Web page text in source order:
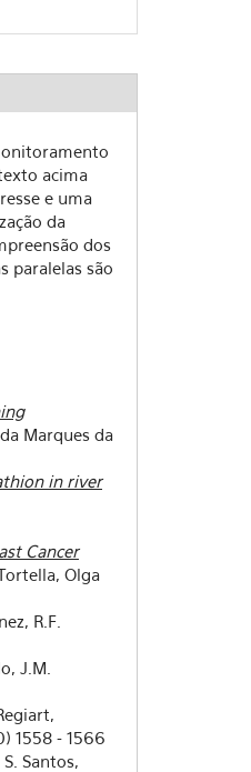
acima
e uma
da
dos
paralelas são
Marques da
in river
Cancer
Olga
R.F.
J.M.
1558 - 1566
Santos,